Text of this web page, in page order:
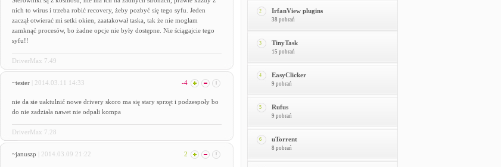
nich to wirus i trzeba robić recovery, żeby pozbyć się tego syfu. Jeden
zaczął otwierać mi setki okien, zaatakował taska, tak że nie mogłam
zamknąć procesów, bo żadne opcje nie były dostępne. Nie ściągajcie tego
syfu!!
DriverMax 7.49
~tester | 2014.03.11 14:33 -4
nie da sie uaktulnić nowe drivery skoro ma się stary sprzęt i podzespoły bo
do nie zadziała nawet nie odpali kompa
DriverMax 7.28
~januszp | 2014.03.09 21:22 2
2 IrfanView plugins
38 pobrań
3 TinyTask
15 pobrań
4 EasyClicker
9 pobrań
5 Rufus
9 pobrań
6 uTorrent
8 pobrań